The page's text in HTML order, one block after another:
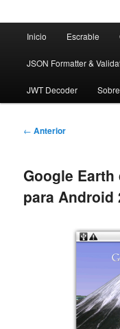
Inicio Escrable
JSON Formatter &
JWT Decoder
Navegación
← Anterior
Google
para Android